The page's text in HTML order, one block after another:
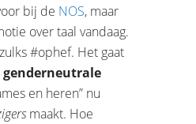
bij de NOS, maar
over taal vandaag.
#ophef. Het gaat
genderneutrale
en heren” nu
maakt. Hoe